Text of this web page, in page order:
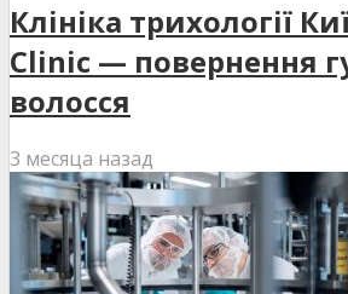
Клініка трихології
Clinic — повернення
волосся
3 месяца назад